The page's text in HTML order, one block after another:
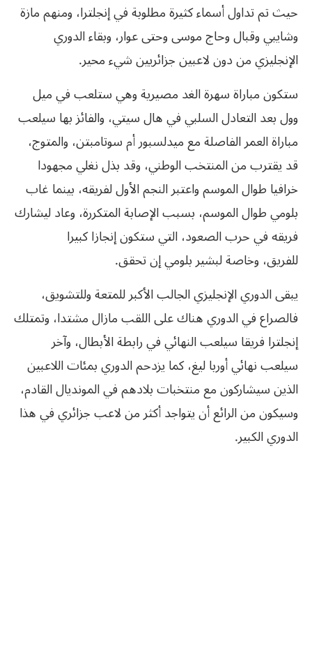
حيث تم تداول أسماء كثيرة مطلوبة في إنجلترا، ومنهم مازة
وشايبي وقبال وحاج موسى وحتى عوار، وبقاء الدوري
الإنجليزي من دون لاعبين جزائريين شيء محير.
ستكون مباراة سهرة الغد مصيرية وهي ستلعب في ميل
وول بعد التعادل السلبي في هال سيتي، والفائز بها سيلعب
مباراة العمر الفاصلة مع ميدلسبور أم سوتامبتن، والمتوج،
قد يقترب من المنتخب الوطني، وقد بذل نغلي مجهودا
خرافيا طوال الموسم واعتبر النجم الأول لفريقه، بينما غاب
بلومي طوال الموسم، بسبب الإصابة المتكررة، وعاد ليشارك
فريقه في حرب الصعود، التي ستكون إنجازا كبيرا
للفريق، وخاصة لبشير بلومي إن تحقق.
يبقى الدوري الإنجليزي الجالب الأكبر للمتعة وللتشويق،
فالصراع في الدوري هناك على اللقب مازال مشتدا، وتمتلك
إنجلترا فريقا سيلعب النهائي في رابطة الأبطال، وآخر
سيلعب نهائي أوربا ليغ، كما يزدحم الدوري بمئات اللاعبين
الذين سيشاركون مع منتخبات بلادهم في المونديال القادم،
وسيكون من الرائع أن يتواجد أكثر من لاعب جزائري في هذا
الدوري الكبير.